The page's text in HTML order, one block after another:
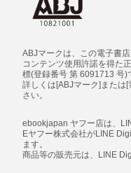
ABJマークは、この電子書
コンテンツ使用許諾を得た
標(登録番号 第 6091713 号)
詳しくは[ABJマーク]または
さい。
ebookjapan ヤフー店は、
Eヤフー株式会社がLINE
ます。
商品等の販売元は、LINE